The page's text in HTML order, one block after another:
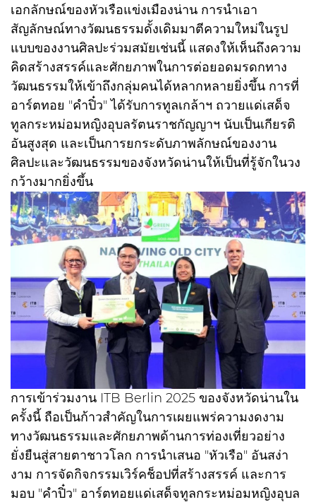
เอกลักษณ์ของหัวเรือแข่งเมืองน่าน การนำเอา
สัญลักษณ์ทางวัฒนธรรมดั้งเดิมมาตีความใหม่ในรูป
แบบของงานศิลปะร่วมสมัยเช่นนี้ แสดงให้เห็นถึงความ
คิดสร้างสรรค์และศักยภาพในการต่อยอดมรดกทาง
วัฒนธรรมให้เข้าถึงกลุ่มคนได้หลากหลายยิ่งขึ้น การที่
อาร์ตทอย "คำปิ๋ว" ได้รับการทูลเกล้าฯ ถวายแด่เสด็จ
ทูลกระหม่อมหญิงอุบลรัตนราชกัญญาฯ นับเป็นเกียรติ
อันสูงสุด และเป็นการยกระดับภาพลักษณ์ของงาน
ศิลปะและวัฒนธรรมของจังหวัดน่านให้เป็นที่รู้จักในวง
กว้างมากยิ่งขึ้น
การเข้าร่วมงาน ITB Berlin 2025 ของจังหวัดน่านใน
ครั้งนี้ ถือเป็นก้าวสำคัญในการเผยแพร่ความงดงาม
ทางวัฒนธรรมและศักยภาพด้านการท่องเที่ยวอย่าง
ยั่งยืนสู่สายตาชาวโลก การนำเสนอ "หัวเรือ" อันสง่า
งาม การจัดกิจกรรมเวิร์คช็อปที่สร้างสรรค์ และการ
มอบ "คำปิ๋ว" อาร์ตทอยแด่เสด็จทูลกระหม่อมหญิงอุบล